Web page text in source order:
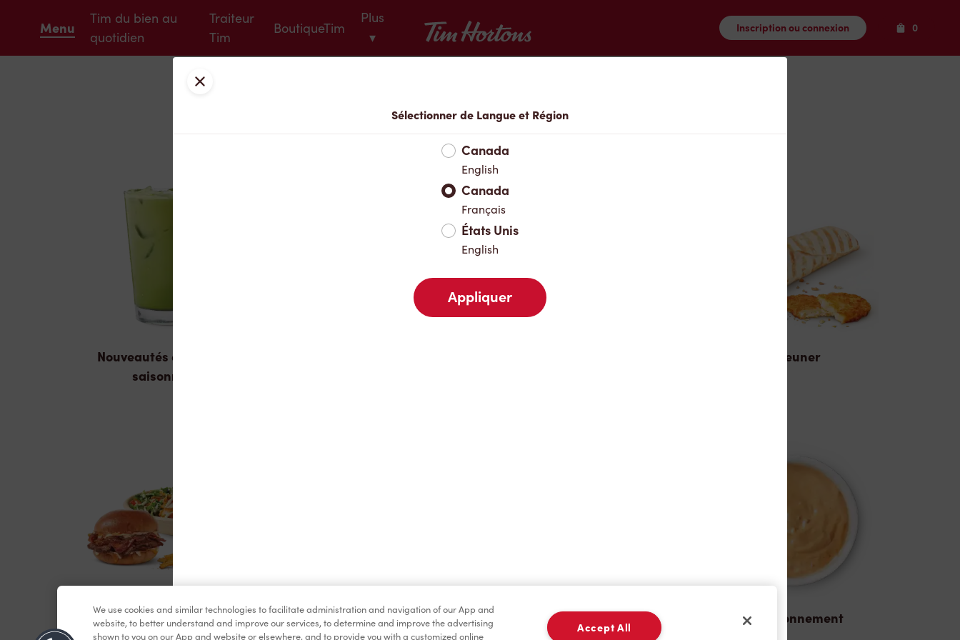
Menu
Tim du bien au
quotidien
Traiteur
Tim
BoutiqueTim
Plus
▾
Tim Hortons
Inscription ou connexion 0Produits
Menu
Nouveautés et produits
saisonniers
Déjeuner
Dîner et souper Pâtisseries Marchandises Assaisonnement
Fermer
Sélectionner de Langue et Région
Canada
English
Canada
Français
États Unis
English
Appliquer
We use cookies and similar technologies to facilitate administration and navigation of our App and
website, to better understand and improve our services, to determine and improve the advertising
shown to you on our App and website or elsewhere, and to provide you with a customized online
Accept All